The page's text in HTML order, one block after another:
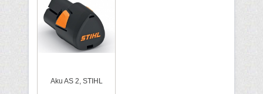
Aku AS 2, STIHL